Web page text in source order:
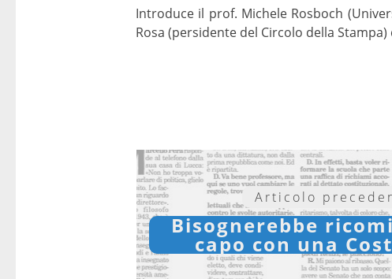
Introduce il prof. Michele Rosboch
Rosa (persidente del Circolo della
Articolo
Bisognerebbe
capo con una